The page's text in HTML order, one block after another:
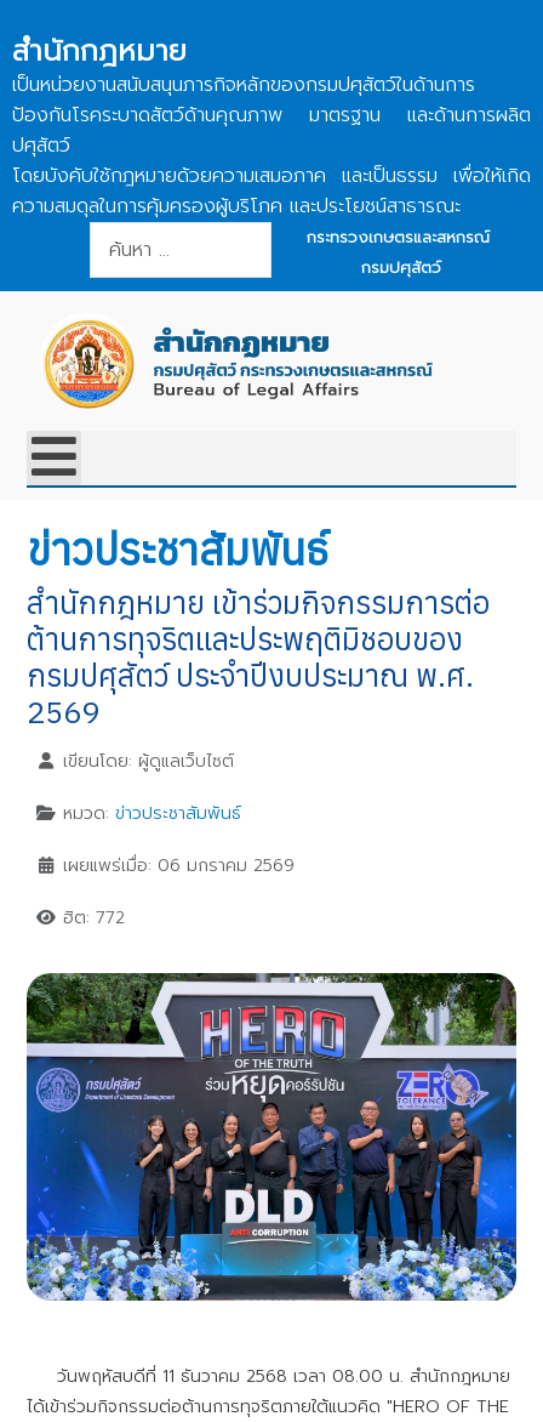
สำนักกฎหมาย
เป็นหน่วยงานสนับสนุนภารกิจหลักของกรมปศุสัตว์ในด้านการ
ป้องกันโรคระบาดสัตว์ด้านคุณภาพ มาตรฐาน และด้านการผลิต
ปศุสัตว์
โดยบังคับใช้กฎหมายด้วยความเสมอภาค และเป็นธรรม เพื่อให้เกิด
ความสมดุลในการคุ้มครองผู้บริโภค และประโยชน์สาธารณะ
การค้นหา
กระทรวงเกษตรและสหกรณ์
กรมปศุสัตว์
ข่าวประชาสัมพันธ์
สำนักกฎหมาย เข้าร่วมกิจกรรมการต่อ
ต้านการทุจริตและประพฤติมิชอบของ
กรมปศุสัตว์ ประจำปีงบประมาณ พ.ศ.
2569
เขียนโดย: ผู้ดูแลเว็บไซต์
หมวด: ข่าวประชาสัมพันธ์
เผยแพร่เมื่อ: 06 มกราคม 2569
ฮิต: 772
วันพฤหัสบดีที่ 11 ธันวาคม 2568 เวลา 08.00 น. สำนักกฎหมาย
ได้เข้าร่วมกิจกรรมต่อต้านการทุจริตภายใต้แนวคิด "HERO OF THE